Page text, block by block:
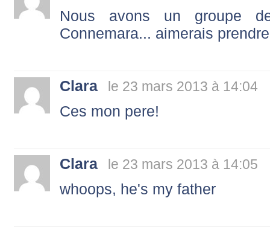
Nous avons un groupe
Connemara... aimerais
Clara le 23 mars 2013 à 14:04
Ces mon pere!
Clara le 23 mars 2013 à 14:05
whoops, he's my father